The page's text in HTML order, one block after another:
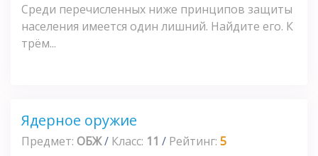
Среди перечисленных ниже принципов защиты
населения имеется один лишний. Найдите его. К
трём...
Ядерное оружие
Предмет: ОБЖ/ Класс: 11 / Рейтинг: 5